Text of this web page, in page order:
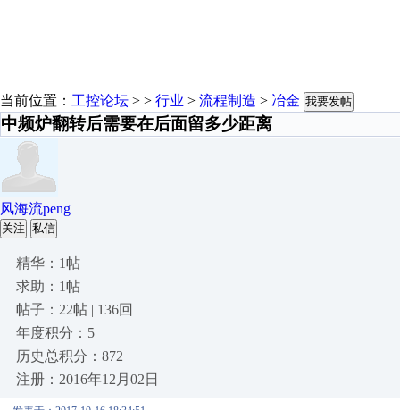
当前位置： 工控论坛 > > 行业 > 流程制造 > 冶金 我要发帖
中频炉翻转后需要在后面留多少距离
风海流peng
关注 私信
精华：1帖
求助：1帖
帖子：22帖 | 136回
年度积分：5
历史总积分：872
注册：2016年12月02日